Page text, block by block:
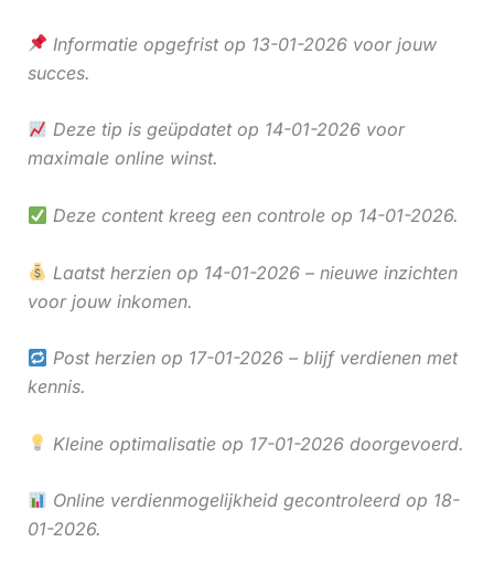
Informatie opgefrist op 13-01-2026 voor jouw
succes.
Deze tip is geüpdatet op 14-01-2026 voor
maximale online winst.
Deze content kreeg een controle op 14-01-2026.
Laatst herzien op 14-01-2026 – nieuwe inzichten
voor jouw inkomen.
Post herzien op 17-01-2026 – blijf verdienen met
kennis.
Kleine optimalisatie op 17-01-2026 doorgevoerd.
Online verdienmogelijkheid gecontroleerd op 18-
01-2026.